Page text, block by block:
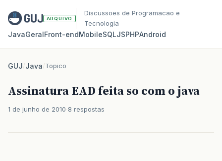
ARQUIVO
Discussoes de Programacao e
Tecnologia
JavaGeralFront‑endMobileSQLJSPHPAndroid
GUJ/Java/Topico
Assinatura EAD feita so com o java
1 de junho de 2010 8 respostas